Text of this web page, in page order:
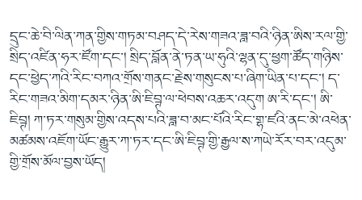
དྲུང་ཆེ་བི་ལིན་ཀན་གྱིས་གཏམ་བཤད་དེ་རེས་གཟའ་ཟླ་བའི་ཉིན་ཨིས་རལ་གྱི་
སྲིད་འཛིན་ཧར་ཛོག་དང་། སྲིད་བློན་ནེ་ཏན་ཡ་ཧུའི་ལྷན་དུ་ཕྱག་ཚོད་གཉིས་
དང་ཕྱེད་ཀའི་རིང་བཀའ་གྲོས་གནང་རྗེས་གསུངས་པ་ཞིག་ཡིན་པ་དང་། ད་
རིང་གཟའ་མིག་དམར་ཉིན་ཨི་ཇིབྚ་ལ་ཕེབས་འཆར་འདུག ཨ་རི་དང་། ཨི་
ཇིབྚ། ཀ་ཏར་གསུམ་གྱིས་འདས་པའི་ཟླ་བ་མང་པོའི་རིང་གྷ་ཛའི་ནང་མེ་འཕེན་
མཚམས་འཇོག་ཡོང་རྒྱུར་ཀ་ཏར་དང་ཨི་ཇིབྚ་གྱི་རྒྱལ་ས་ཀཡེ་རོར་བར་འདུམ་
གྱི་གྲོས་མོལ་བྱས་ཡོད།